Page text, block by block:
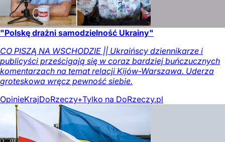
"Polskę drażni samodzielność Ukrainy"
CO PISZĄ NA WSCHODZIE || Ukraińscy dziennikarze i
publicyści prześcigają się w coraz bardziej buńczucznych
komentarzach na temat relacji Kijów-Warszawa. Uderza
groteskowa wręcz pewność siebie.
OpinieKrajDoRzeczy+Tylko na DoRzeczy.pl